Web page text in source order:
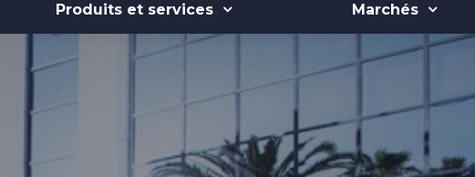
Produits et services Marchés